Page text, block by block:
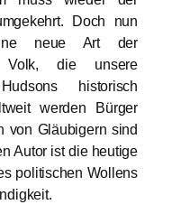
Doch nun
neue Art der
Volk, die unsere
historisch
werden Bürger
von Gläubigern sind
Autor ist die heutige
politischen Wollens